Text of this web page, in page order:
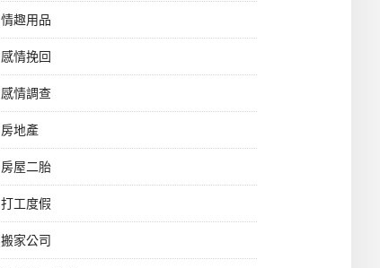
情趣用品
感情挽回
感情調查
房地產
房屋二胎
打工度假
搬家公司